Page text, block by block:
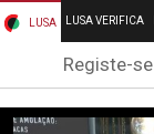
LUSA LUSA VERIFICA
Registe-se